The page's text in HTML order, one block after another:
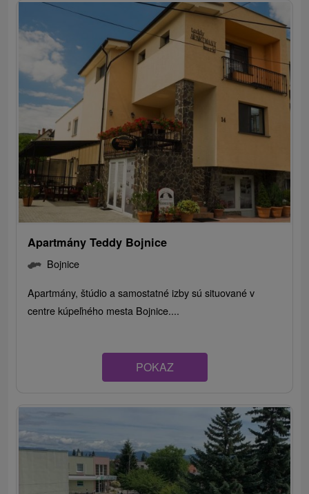
Apartmány Teddy Bojnice
Bojnice
Apartmány, štúdio a samostatné izby sú situované v
centre kúpeľného mesta Bojnice....
POKAZ